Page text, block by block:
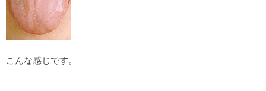
こんな感じです。